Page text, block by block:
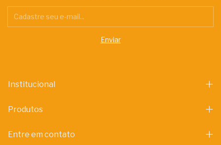
Institucional
Produtos
Entre em contato